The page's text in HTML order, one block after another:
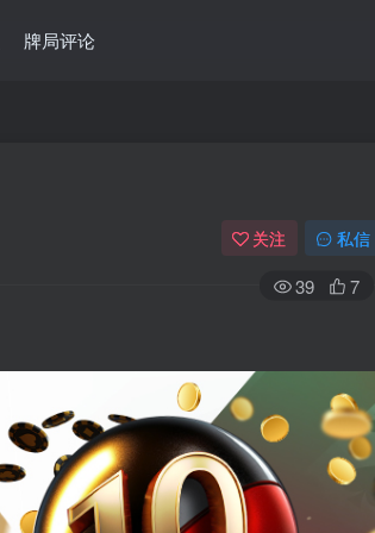
牌局评论
关注 私信
39 7